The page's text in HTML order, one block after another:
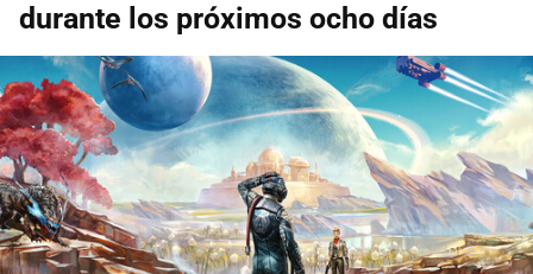
durante los próximos ocho días